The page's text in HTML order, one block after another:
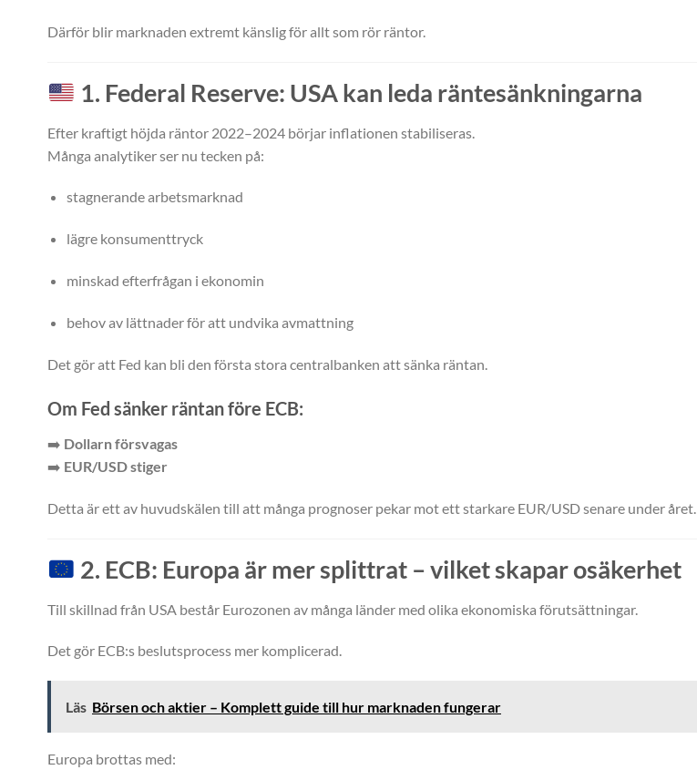
Därför blir marknaden extremt känslig för allt som rör räntor.
1. Federal Reserve: USA kan leda räntesänkningarna
Efter kraftigt höjda räntor 2022–2024 börjar inflationen stabiliseras.
Många analytiker ser nu tecken på:
stagnerande arbetsmarknad
lägre konsumenttryck
minskad efterfrågan i ekonomin
behov av lättnader för att undvika avmattning
Det gör att Fed kan bli den första stora centralbanken att sänka räntan.
Om Fed sänker räntan före ECB:
➡️ Dollarn försvagas
➡️ EUR/USD stiger
Detta är ett av huvudskälen till att många prognoser pekar mot ett starkare EUR/USD senare under året.
2. ECB: Europa är mer splittrat – vilket skapar osäkerhet
Till skillnad från USA består Eurozonen av många länder med olika ekonomiska förutsättningar.
Det gör ECB:s beslutsprocess mer komplicerad.
Läs Börsen och aktier – Komplett guide till hur marknaden fungerar
Europa brottas med: